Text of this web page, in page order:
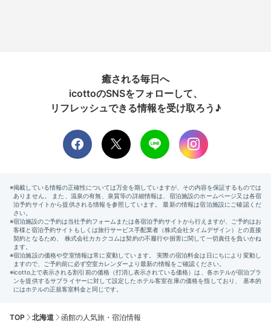
癒される毎日へ
icottoのSNSをフォローして、
リフレッシュできる情報を受け取ろう♪
TOP 北海道 函館の人気旅・宿泊情報